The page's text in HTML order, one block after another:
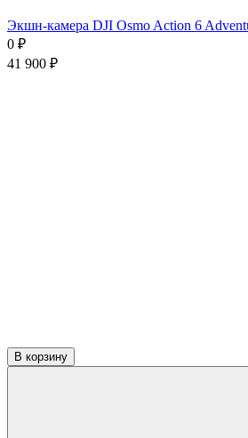
Экшн-камера DJI Osmo Action 6
0 ₽
41 900 ₽
В корзину